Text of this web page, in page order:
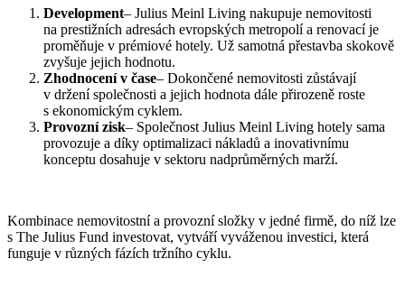
Development– Julius Meinl Living nakupuje nemovitosti
na prestižních adresách evropských metropolí a renovací je
proměňuje v prémiové hotely. Už samotná přestavba skokově
zvyšuje jejich hodnotu.
Zhodnocení v čase– Dokončené nemovitosti zůstávají
v držení společnosti a jejich hodnota dále přirozeně roste
s ekonomickým cyklem.
Provozní zisk– Společnost Julius Meinl Living hotely sama
provozuje a díky optimalizaci nákladů a inovativnímu
konceptu dosahuje v sektoru nadprůměrných marží.
Kombinace nemovitostní a provozní složky v jedné firmě, do níž lze
s The Julius Fund investovat, vytváří vyváženou investici, která
funguje v různých fázích tržního cyklu.